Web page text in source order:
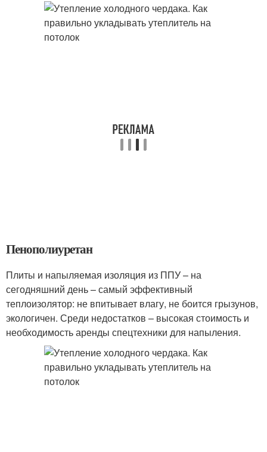
Пенополиуретан
Плиты и напыляемая изоляция из ППУ – на
сегодняшний день – самый эффективный
теплоизолятор: не впитывает влагу, не боится грызунов,
экологичен. Среди недостатков – высокая стоимость и
необходимость аренды спецтехники для напыления.